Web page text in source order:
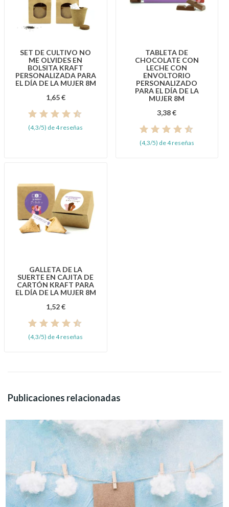
SET DE CULTIVO NO
ME OLVIDES EN
BOLSITA KRAFT
PERSONALIZADA PARA
EL DÍA DE LA MUJER 8M
1,65 €
(4,3/5) de 4 reseñas
TABLETA DE
CHOCOLATE CON
LECHE CON
ENVOLTORIO
PERSONALIZADO
PARA EL DÍA DE LA
MUJER 8M
3,38 €
(4,3/5) de 4 reseñas
GALLETA DE LA
SUERTE EN CAJITA DE
CARTÓN KRAFT PARA
EL DÍA DE LA MUJER 8M
1,52 €
(4,3/5) de 4 reseñas
Publicaciones relacionadas